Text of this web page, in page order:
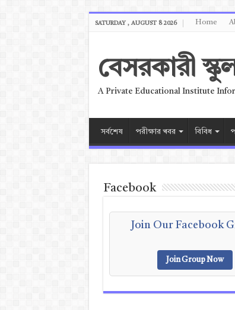
SATURDAY , AUGUST 8 2026 Home
বেসরকারী
A Private Educational Institute
সর্বশেষ পরীক্ষার খবর বিবিধ
Facebook
Join Our Facebook
Join Group Now